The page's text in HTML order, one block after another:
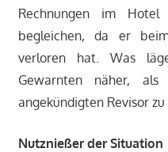
Rechnungen im
begleichen, da er
verloren hat. Was
Gewarnten näher,
angekündigten Revisor zu
Nutznießer der Situation